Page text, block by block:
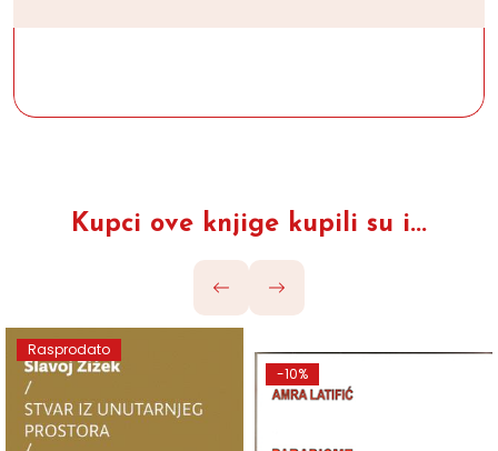
Kupci ove knjige kupili su i...
Rasprodato
-10%